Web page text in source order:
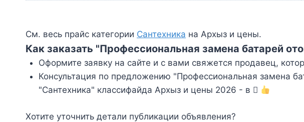
См. весь прайс категории Сантехника на Архыз и цены.
Как заказать "Профессиональная замена батарей
Оформите заявку на сайте и с вами свяжется продавец,
Консультация по предложению "Профессиональная замена
"Сантехника" классифайда Архыз и цены 2026 - в
Хотите уточнить детали публикации объявления?